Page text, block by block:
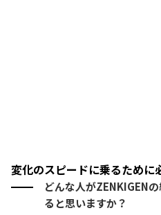
変化のスピードに乗るために
どんな人がZENKIGEN
ると思いますか？